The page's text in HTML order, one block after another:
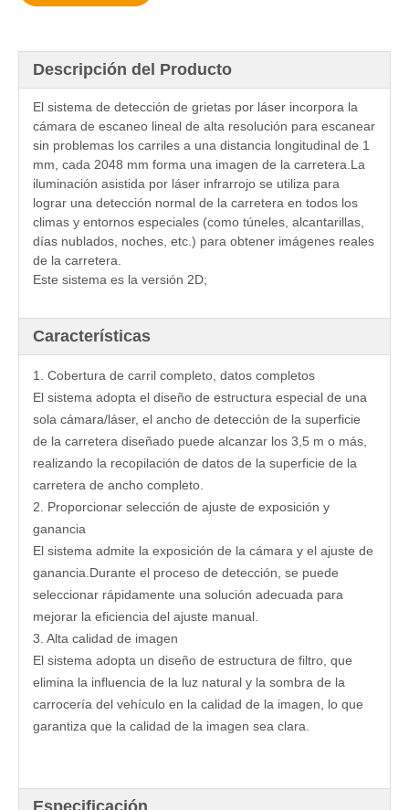
Descripción del Producto
El sistema de detección de grietas por láser incorpora la
cámara de escaneo lineal de alta resolución para escanear
sin problemas los carriles a una distancia longitudinal de 1
mm, cada 2048 mm forma una imagen de la carretera.La
iluminación asistida por láser infrarrojo se utiliza para
lograr una detección normal de la carretera en todos los
climas y entornos especiales (como túneles, alcantarillas,
días nublados, noches, etc.) para obtener imágenes reales
de la carretera.
Este sistema es la versión 2D;
Características
1. Cobertura de carril completo, datos completos
El sistema adopta el diseño de estructura especial de una
sola cámara/láser, el ancho de detección de la superficie
de la carretera diseñado puede alcanzar los 3,5 m o más,
realizando la recopilación de datos de la superficie de la
carretera de ancho completo.
2. Proporcionar selección de ajuste de exposición y
ganancia
El sistema admite la exposición de la cámara y el ajuste de
ganancia.Durante el proceso de detección, se puede
seleccionar rápidamente una solución adecuada para
mejorar la eficiencia del ajuste manual.
3. Alta calidad de imagen
El sistema adopta un diseño de estructura de filtro, que
elimina la influencia de la luz natural y la sombra de la
carrocería del vehículo en la calidad de la imagen, lo que
garantiza que la calidad de la imagen sea clara.
Especificación